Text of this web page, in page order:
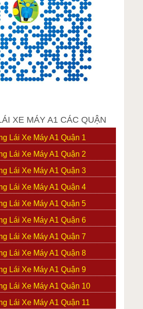
XE MÁY A1 CÁC QUẬN
Lái Xe Máy A1 Quận 1
Lái Xe Máy A1 Quận 2
Lái Xe Máy A1 Quận 3
Lái Xe Máy A1 Quận 4
Lái Xe Máy A1 Quận 5
Lái Xe Máy A1 Quận 6
Lái Xe Máy A1 Quận 7
Lái Xe Máy A1 Quận 8
Lái Xe Máy A1 Quận 9
Lái Xe Máy A1 Quận 10
Lái Xe Máy A1 Quận 11